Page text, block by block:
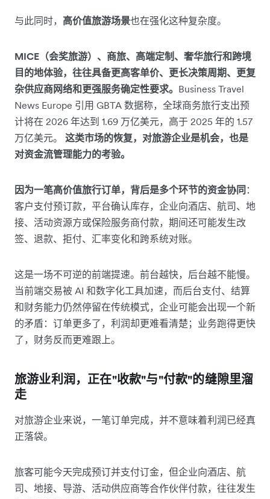
与此同时， 高价值旅游场景也在强化这种复杂度。
MICE（会奖旅游）、商旅、高端定制、奢华旅行和跨境
目的地体验，往往具备更高客单价、更长决策周期、更复
杂供应商网络和更强服务确定性要求。 Business Travel
News Europe 引用 GBTA 数据称，全球商务旅行支出预
计将在 2026 年达到 1.69 万亿美元，高于 2025 年的 1.57
万亿美元。
这类市场的恢复，对旅游企业是机会，也是
对资金流管理能力的考验。
因为一笔高价值旅行订单，背后是多个环节的资金协同 ：
客户支付预订款，平台确认库存，企业向酒店、航司、地
接、活动资源方或保险服务商付款，期间还可能发生改
签、退款、拒付、汇率变化和跨系统对账。
这是一场不可逆的前端提速。前台越快，后台越不能慢。
当前端交易被 AI 和数字化工具加速，而后台支付、结算
和财务能力仍然停留在传统模式，企业可能会出现一个新
的矛盾：订单更多了，利润却更难看清楚；业务跑得更快
了，财务反而更难跟上。
旅游业利润，正在"收款"与"付款"的缝隙里溜
走
对旅游企业来说，一笔订单完成，并不意味着利润已经真
正落袋。
旅客可能今天完成预订并支付订金，但企业向酒店、航
司、地接、导游、活动供应商等合作伙伴付款，往往发生